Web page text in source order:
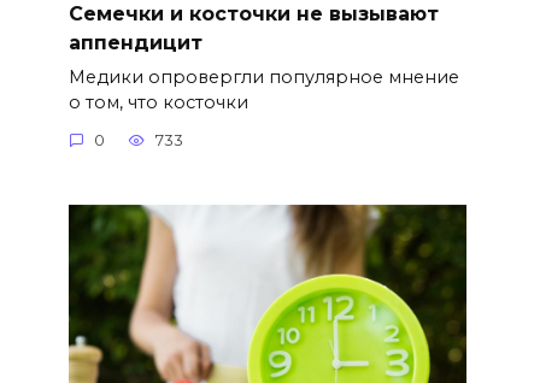
Семечки и косточки не вызывают
аппендицит
Медики опровергли популярное мнение
о том, что косточки
0 733